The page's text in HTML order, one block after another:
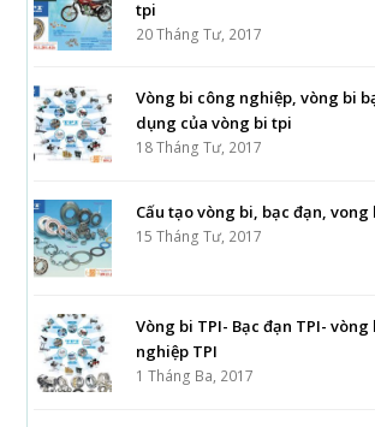
tpi
20 Tháng Tư, 2017
Vòng bi công nghiệp, vòng bi
dụng của vòng bi tpi
18 Tháng Tư, 2017
Cấu tạo vòng bi, bạc đạn, vong
15 Tháng Tư, 2017
Vòng bi TPI- Bạc đạn TPI-
nghiệp TPI
1 Tháng Ba, 2017